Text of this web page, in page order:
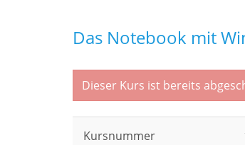
Das Notebook mit
Dieser Kurs ist bereits
Kursnummer